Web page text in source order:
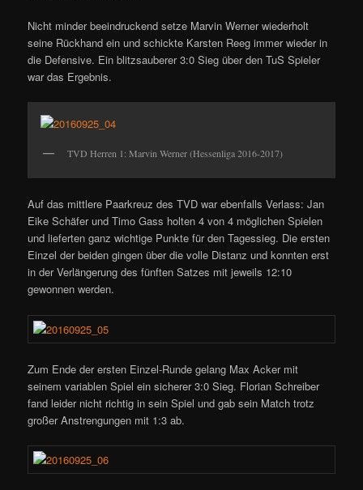
Nicht minder beeindruckend setze Marvin Werner wiederholt
seine Rückhand ein und schickte Karsten Reeg immer wieder in
die Defensive. Ein blitzsauberer 3:0 Sieg über den TuS Spieler
war das Ergebnis.
TVD Herren 1: Marvin Werner (Hessenliga 2016-2017)
Auf das mittlere Paarkreuz des TVD war ebenfalls Verlass: Jan
Eike Schäfer und Timo Gass holten 4 von 4 möglichen Spielen
und lieferten ganz wichtige Punkte für den Tagessieg. Die ersten
Einzel der beiden gingen über die volle Distanz und konnten erst
in der Verlängerung des fünften Satzes mit jeweils 12:10
gewonnen werden.
Zum Ende der ersten Einzel-Runde gelang Max Acker mit
seinem variablen Spiel ein sicherer 3:0 Sieg. Florian Schreiber
fand leider nicht richtig in sein Spiel und gab sein Match trotz
großer Anstrengungen mit 1:3 ab.